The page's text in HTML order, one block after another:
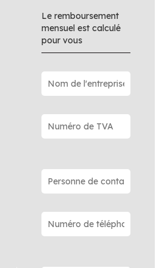
Le remboursement
mensuel est calculé
pour vous